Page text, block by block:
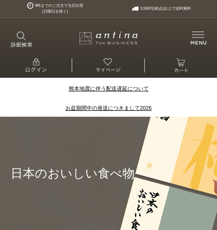
9時までのご注文で当日出荷
(日曜日を除く)
5,500円(税込)以上で送料無料
熊本地震に伴う配送遅延について
お盆期間中の発送につきまして2026
日本のおいしい食べ物